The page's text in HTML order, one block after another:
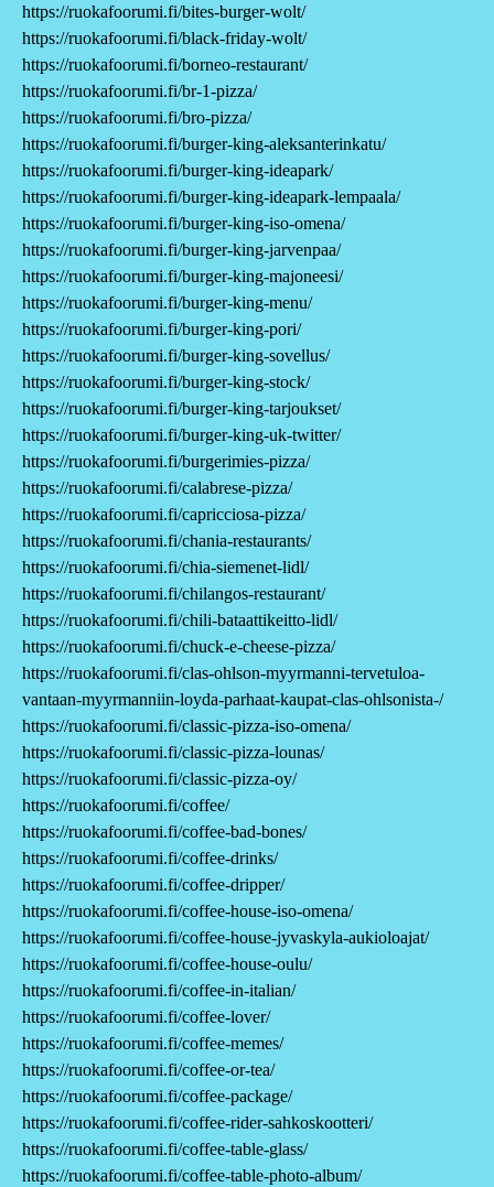
https://ruokafoorumi.fi/bites-burger-wolt/
https://ruokafoorumi.fi/black-friday-wolt/
https://ruokafoorumi.fi/borneo-restaurant/
https://ruokafoorumi.fi/br-1-pizza/
https://ruokafoorumi.fi/bro-pizza/
https://ruokafoorumi.fi/burger-king-aleksanterinkatu/
https://ruokafoorumi.fi/burger-king-ideapark/
https://ruokafoorumi.fi/burger-king-ideapark-lempaala/
https://ruokafoorumi.fi/burger-king-iso-omena/
https://ruokafoorumi.fi/burger-king-jarvenpaa/
https://ruokafoorumi.fi/burger-king-majoneesi/
https://ruokafoorumi.fi/burger-king-menu/
https://ruokafoorumi.fi/burger-king-pori/
https://ruokafoorumi.fi/burger-king-sovellus/
https://ruokafoorumi.fi/burger-king-stock/
https://ruokafoorumi.fi/burger-king-tarjoukset/
https://ruokafoorumi.fi/burger-king-uk-twitter/
https://ruokafoorumi.fi/burgerimies-pizza/
https://ruokafoorumi.fi/calabrese-pizza/
https://ruokafoorumi.fi/capricciosa-pizza/
https://ruokafoorumi.fi/chania-restaurants/
https://ruokafoorumi.fi/chia-siemenet-lidl/
https://ruokafoorumi.fi/chilangos-restaurant/
https://ruokafoorumi.fi/chili-bataattikeitto-lidl/
https://ruokafoorumi.fi/chuck-e-cheese-pizza/
https://ruokafoorumi.fi/clas-ohlson-myyrmanni-tervetuloa-
vantaan-myyrmanniin-loyda-parhaat-kaupat-clas-ohlsonista-/
https://ruokafoorumi.fi/classic-pizza-iso-omena/
https://ruokafoorumi.fi/classic-pizza-lounas/
https://ruokafoorumi.fi/classic-pizza-oy/
https://ruokafoorumi.fi/coffee/
https://ruokafoorumi.fi/coffee-bad-bones/
https://ruokafoorumi.fi/coffee-drinks/
https://ruokafoorumi.fi/coffee-dripper/
https://ruokafoorumi.fi/coffee-house-iso-omena/
https://ruokafoorumi.fi/coffee-house-jyvaskyla-aukioloajat/
https://ruokafoorumi.fi/coffee-house-oulu/
https://ruokafoorumi.fi/coffee-in-italian/
https://ruokafoorumi.fi/coffee-lover/
https://ruokafoorumi.fi/coffee-memes/
https://ruokafoorumi.fi/coffee-or-tea/
https://ruokafoorumi.fi/coffee-package/
https://ruokafoorumi.fi/coffee-rider-sahkoskootteri/
https://ruokafoorumi.fi/coffee-table-glass/
https://ruokafoorumi.fi/coffee-table-photo-album/